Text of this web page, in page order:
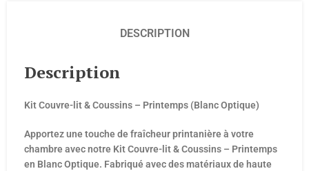
DESCRIPTION
Description
Kit Couvre-lit & Coussins – Printemps (Blanc Optique)
Apportez une touche de fraîcheur printanière à votre
chambre avec notre Kit Couvre-lit & Coussins – Printemps
en Blanc Optique. Fabriqué avec des matériaux de haute